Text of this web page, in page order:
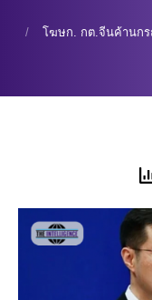
โฆษก. กต.จีนค้านกร